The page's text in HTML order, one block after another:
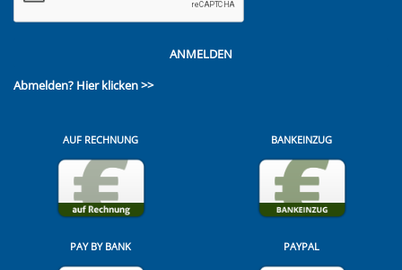
ANMELDEN
Abmelden? Hier klicken >>
AUF RECHNUNG BANKEINZUG
PAY BY BANK PAYPAL